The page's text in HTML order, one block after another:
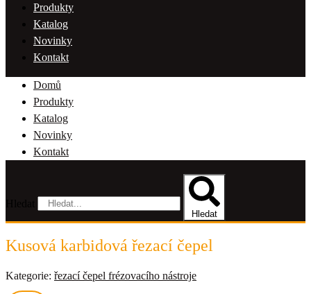
Produkty
Katalog
Novinky
Kontakt
Domů
Produkty
Katalog
Novinky
Kontakt
Hledat
Kusová karbidová řezací čepel
Kategorie: řezací čepel frézovacího nástroje